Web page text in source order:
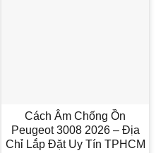
Cách Âm Chống Ồn
Peugeot 3008 2026 – Địa
Chỉ Lắp Đặt Uy Tín TPHCM